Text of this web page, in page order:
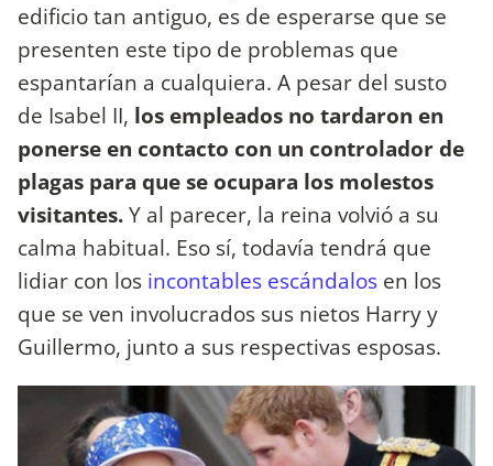
edificio tan antiguo, es de esperarse que se
presenten este tipo de problemas que
espantarían a cualquiera. A pesar del susto
de Isabel II, los empleados no tardaron en
ponerse en contacto con un controlador de
plagas para que se ocupara los molestos
visitantes.Y al parecer, la reina volvió a su
calma habitual. Eso sí, todavía tendrá que
lidiar con los incontables escándalos en los
que se ven involucrados sus nietos Harry y
Guillermo, junto a sus respectivas esposas.